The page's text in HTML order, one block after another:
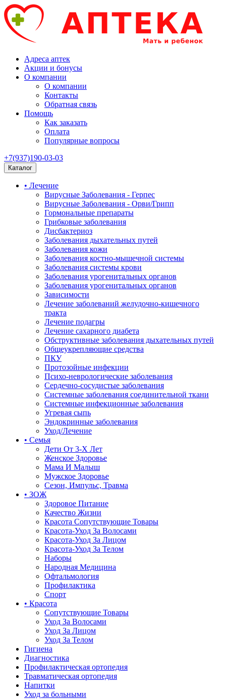
Адреса аптек
Акции и бонусы
О компании
О компании
Контакты
Обратная связь
Помощь
Как заказать
Оплата
Популярные вопросы
+7(937)190-03-03
Каталог
• Лечение
Вирусные Заболевания - Герпес
Вирусные Заболевания - Орви/Грипп
Гормональные препараты
Грибковые заболевания
Дисбактериоз
Заболевания дыхательных путей
Заболевания кожи
Заболевания костно-мышечной системы
Заболевания системы крови
Заболевания урогенитальных органов
Заболевания урогенитальных органов
Зависимости
Лечение заболеваний желудочно-кишечного
тракта
Лечение подагры
Лечение сахарного диабета
Обструктивные заболевания дыхательных путей
Общеукрепляющие средства
ПКУ
Протозойные инфекции
Психо-неврологические заболевания
Сердечно-сосудистые заболевания
Системные заболевания соединительной ткани
Системные инфекционные заболевания
Угревая сыпь
Эндокринные заболевания
Уход/Лечение
• Семья
Дети От 3-Х Лет
Женское Здоровье
Мама И Малыш
Мужское Здоровье
Сезон, Импульс, Травма
• ЗОЖ
Здоровое Питание
Качество Жизни
Красота Сопутствующие Товары
Красота-Уход За Волосами
Красота-Уход За Лицом
Красота-Уход За Телом
Наборы
Народная Медицина
Офтальмология
Профилактика
Спорт
• Красота
Сопутствующие Товары
Уход За Волосами
Уход За Лицом
Уход За Телом
Гигиена
Диагностика
Профилактическая ортопедия
Травматическая ортопедия
Напитки
Уход за больными